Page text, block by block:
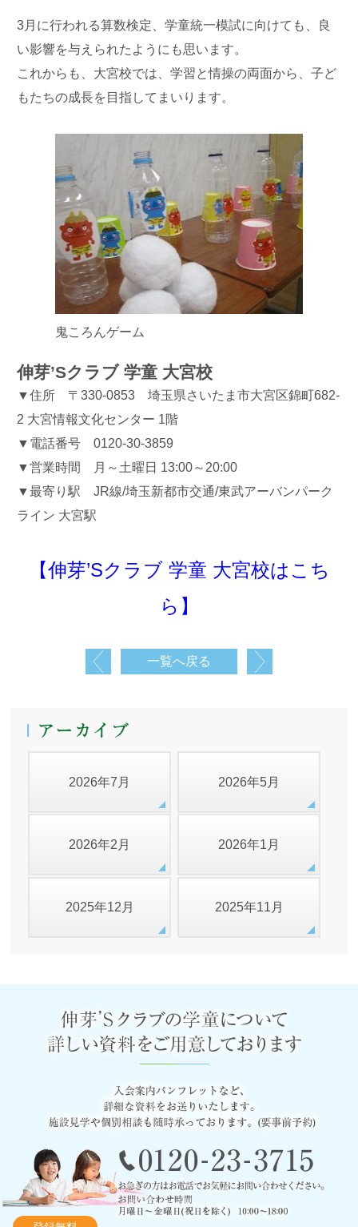
3月に行われる算数検定、学童統一模試に向けても、良
い影響を与えられたようにも思います。
これからも、大宮校では、学習と情操の両面から、子ど
もたちの成長を目指してまいります。
鬼ころんゲーム
伸芽’Sクラブ 学童 大宮校
▼住所 〒330-0853 埼玉県さいたま市大宮区錦町682-
2 大宮情報文化センター 1階
▼電話番号 0120-30-3859
▼営業時間 月～土曜日 13:00～20:00
▼最寄り駅 JR線/埼玉新都市交通/東武アーバンパーク
ライン 大宮駅
【伸芽’Sクラブ 学童 大宮校はこち
ら】
一覧へ戻る
2026年7月 2026年5月
2026年2月 2026年1月
2025年12月 2025年11月